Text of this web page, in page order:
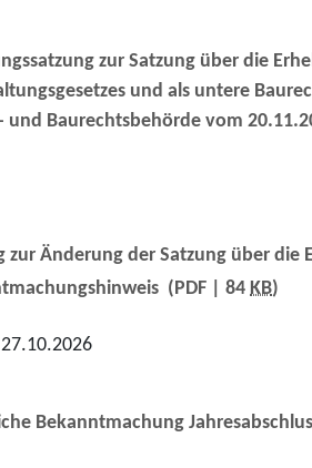
zur Satzung über die
und als untere
und Baurechtsbehörde vom
zur Änderung der Satzung über die
(PDF | 84 KB)
Bekanntmachung